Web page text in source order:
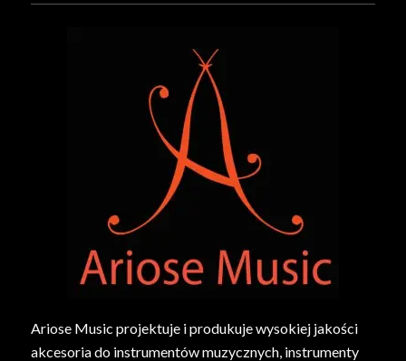
Ariose Music projektuje i produkuje wysokiej jakości
akcesoria do instrumentów muzycznych, instrumenty